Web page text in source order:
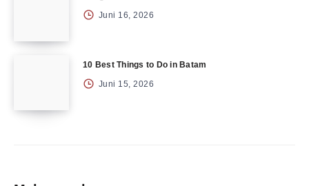
Juni 16, 2026
10 Best Things to Do in Batam
Juni 15, 2026